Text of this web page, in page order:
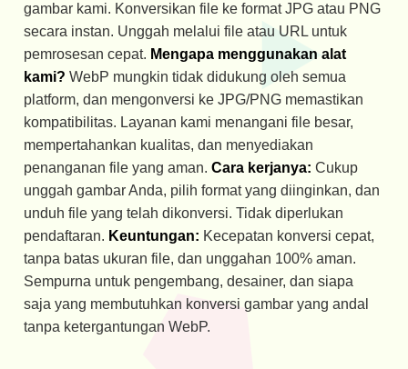
gambar kami. Konversikan file ke format JPG atau PNG
secara instan. Unggah melalui file atau URL untuk
pemrosesan cepat. Mengapa menggunakan alat
kami? WebP mungkin tidak didukung oleh semua
platform, dan mengonversi ke JPG/PNG memastikan
kompatibilitas. Layanan kami menangani file besar,
mempertahankan kualitas, dan menyediakan
penanganan file yang aman.Cara kerjanya: Cukup
unggah gambar Anda, pilih format yang diinginkan, dan
unduh file yang telah dikonversi. Tidak diperlukan
pendaftaran. Keuntungan: Kecepatan konversi cepat,
tanpa batas ukuran file, dan unggahan 100% aman.
Sempurna untuk pengembang, desainer, dan siapa
saja yang membutuhkan konversi gambar yang andal
tanpa ketergantungan WebP.